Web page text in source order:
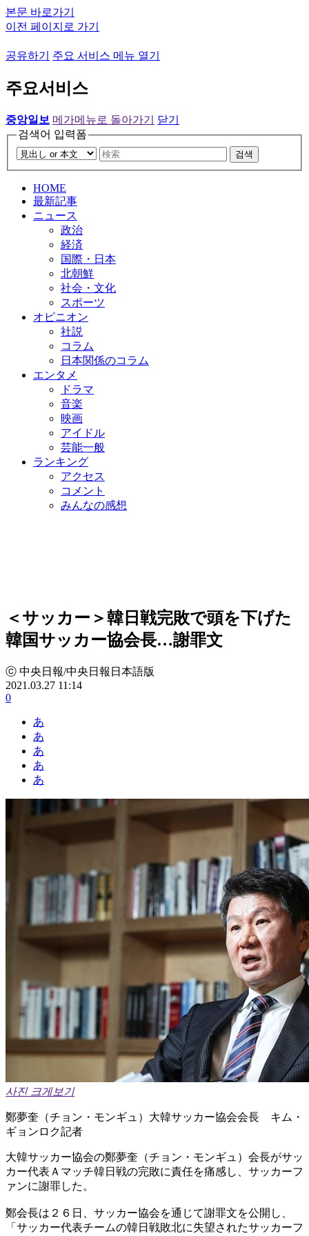
본문 바로가기
이전 페이지로 가기
공유하기 주요 서비스 메뉴 열기
주요서비스
중앙일보 메가메뉴로 돌아가기
닫기
검색어 입력폼
검색
HOME
最新記事
ニュース
政治
経済
国際・日本
北朝鮮
社会・文化
スポーツ
オピニオン
社説
コラム
日本関係のコラム
エンタメ
ドラマ
音楽
映画
アイドル
芸能一般
ランキング
アクセス
コメント
みんなの感想
＜サッカー＞韓日戦完敗で頭を下げた
韓国サッカー協会長…謝罪文
ⓒ 中央日報/中央日報日本語版
2021.03.27 11:14
0
あ
あ
あ
あ
あ
사진 크게보기
鄭夢奎（チョン・モンギュ）大韓サッカー協会会長 キム・
ギョンロク記者
大韓サッカー協会の鄭夢奎（チョン・モンギュ）会長がサッ
カー代表Ａマッチ韓日戦の完敗に責任を痛感し、サッカーフ
ァンに謝罪した。
鄭会長は２６日、サッカー協会を通じて謝罪文を公開し、
「サッカー代表チームの韓日戦敗北に失望されたサッカーフ